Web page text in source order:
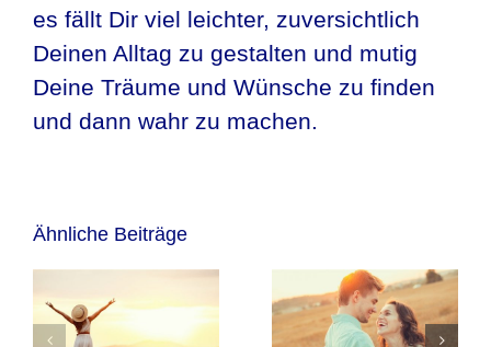
es fällt Dir viel leichter, zuversichtlich
Deinen Alltag zu gestalten und mutig
Deine Träume und Wünsche zu finden
und dann wahr zu machen.
Ähnliche Beiträge